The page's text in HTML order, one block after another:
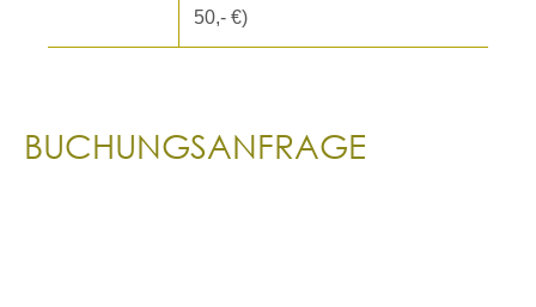
50,- €)
BUCHUNGSANFRAGE